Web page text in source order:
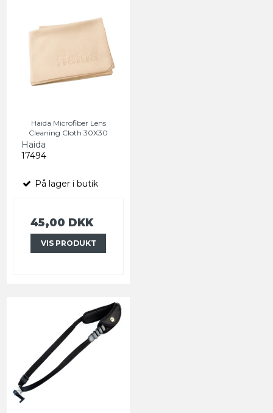
Haida Microfiber Lens
Cleaning Cloth 30X30
Haida
17494
På lager i butik
45,00 DKK
VIS PRODUKT